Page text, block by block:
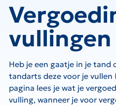
vullingen
Heb je een gaatje in je tand
tandarts deze voor je vullen
pagina lees je wat je
vulling, wanneer je voor